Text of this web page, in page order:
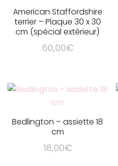
Les
options
peuvent
être
page
produit
American Staffordshire
terrier – Plaque 30 x 30
cm (spécial extérieur)
60,00€
Bedlington – assiette 18
cm
18,00€